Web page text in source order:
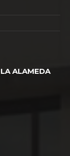
ALAMEDA